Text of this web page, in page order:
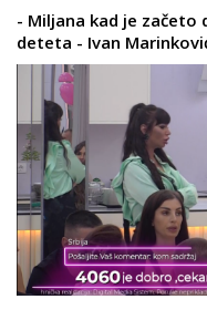
- Miljana kad je začeto
deteta - Ivan